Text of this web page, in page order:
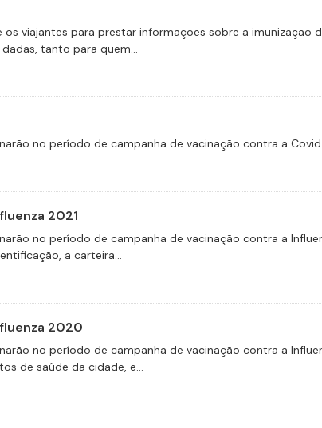
viajantes para prestar informações sobre a imunização
tanto para quem...
no período de campanha de vacinação contra a
2021
no período de campanha de vacinação contra a
a carteira...
2020
no período de campanha de vacinação contra a
de saúde da cidade, e...